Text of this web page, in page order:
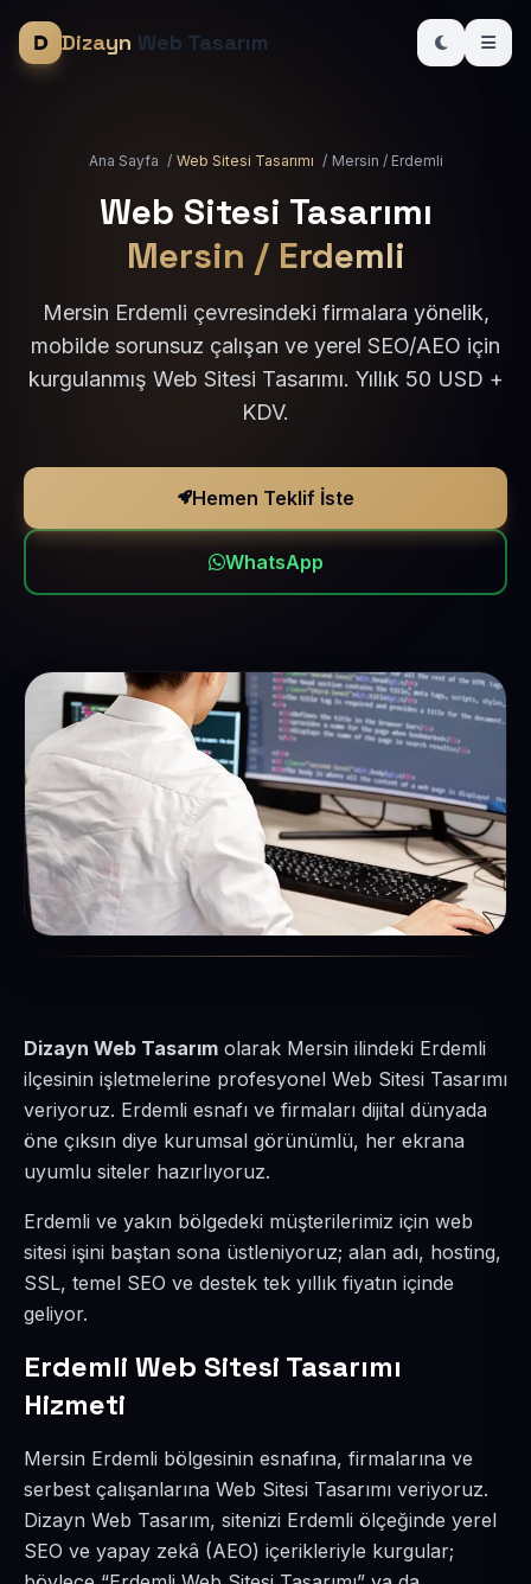
Dizayn Web Tasarım
Ana Sayfa / Web Sitesi Tasarımı / Mersin / Erdemli
Web Sitesi Tasarımı
Mersin / Erdemli
Mersin Erdemli çevresindeki firmalara yönelik,
mobilde sorunsuz çalışan ve yerel SEO/AEO için
kurgulanmış Web Sitesi Tasarımı. Yıllık 50 USD +
KDV.
Hemen Teklif İste
WhatsApp
Dizayn Web Tasarım olarak Mersin ilindeki Erdemli
ilçesinin işletmelerine profesyonel Web Sitesi Tasarımı
veriyoruz. Erdemli esnafı ve firmaları dijital dünyada
öne çıksın diye kurumsal görünümlü, her ekrana
uyumlu siteler hazırlıyoruz.
Erdemli ve yakın bölgedeki müşterilerimiz için web
sitesi işini baştan sona üstleniyoruz; alan adı, hosting,
SSL, temel SEO ve destek tek yıllık fiyatın içinde
geliyor.
Erdemli Web Sitesi Tasarımı
Hizmeti
Mersin Erdemli bölgesinin esnafına, firmalarına ve
serbest çalışanlarına Web Sitesi Tasarımı veriyoruz.
Dizayn Web Tasarım, sitenizi Erdemli ölçeğinde yerel
SEO ve yapay zekâ (AEO) içerikleriyle kurgular;